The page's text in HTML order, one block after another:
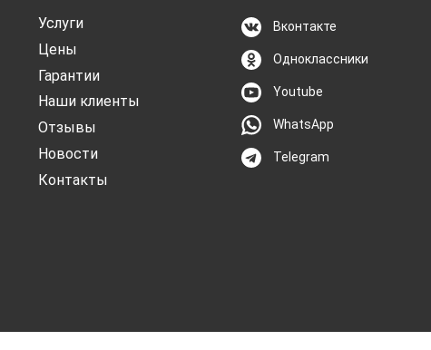
Услуги
Цены
Гарантии
Наши клиенты
Отзывы
Новости
Контакты
Вконтакте
Одноклассники
Youtube
WhatsApp
Telegram